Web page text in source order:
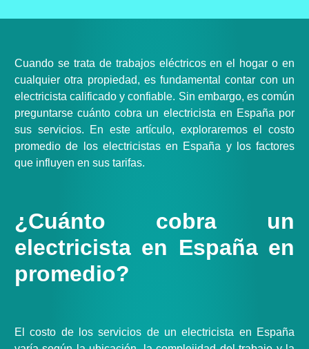
Cuando se trata de trabajos eléctricos en el hogar o en
cualquier otra propiedad, es fundamental contar con un
electricista calificado y confiable. Sin embargo, es común
preguntarse cuánto cobra un electricista en España por
sus servicios. En este artículo, exploraremos el costo
promedio de los electricistas en España y los factores
que influyen en sus tarifas.
¿Cuánto cobra un
electricista en España en
promedio?
El costo de los servicios de un electricista en España